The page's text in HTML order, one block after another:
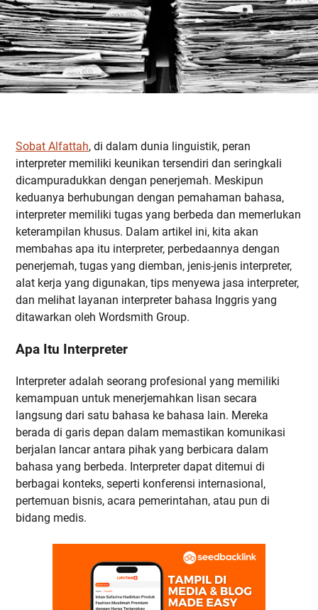
Sobat Alfattah, di dalam dunia linguistik, peran
interpreter memiliki keunikan tersendiri dan seringkali
dicampuradukkan dengan penerjemah. Meskipun
keduanya berhubungan dengan pemahaman bahasa,
interpreter memiliki tugas yang berbeda dan memerlukan
keterampilan khusus. Dalam artikel ini, kita akan
membahas apa itu interpreter, perbedaannya dengan
penerjemah, tugas yang diemban, jenis-jenis interpreter,
alat kerja yang digunakan, tips menyewa jasa interpreter,
dan melihat layanan interpreter bahasa Inggris yang
ditawarkan oleh Wordsmith Group.
Apa Itu Interpreter
Interpreter adalah seorang profesional yang memiliki
kemampuan untuk menerjemahkan lisan secara
langsung dari satu bahasa ke bahasa lain. Mereka
berada di garis depan dalam memastikan komunikasi
berjalan lancar antara pihak yang berbicara dalam
bahasa yang berbeda. Interpreter dapat ditemui di
berbagai konteks, seperti konferensi internasional,
pertemuan bisnis, acara pemerintahan, atau pun di
bidang medis.